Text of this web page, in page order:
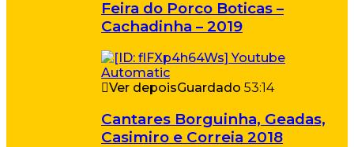
Feira do Porco Boticas –
Cachadinha – 2019
Ver depoisGuardado 53:14
Cantares Borguinha, Geadas,
Casimiro e Correia 2018